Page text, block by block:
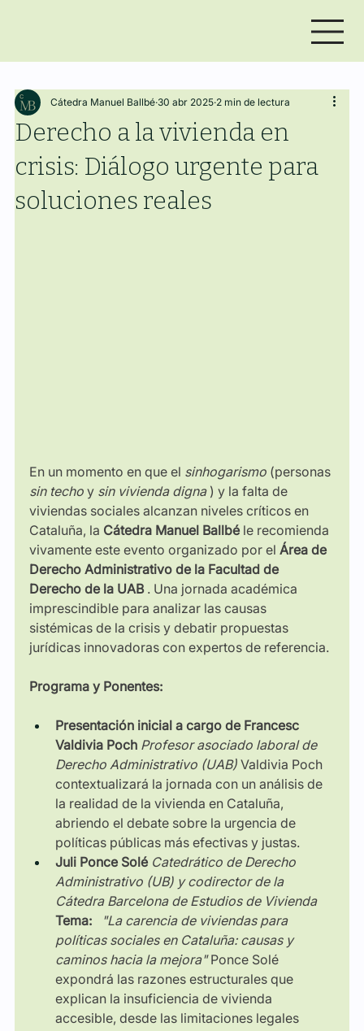
Derecho a la vivienda en
crisis: Diálogo urgente para
soluciones reales
Cátedra Manuel Ballbé 30 abr 2025 2 min de lectura
En un momento en que el sinhogarismo (personas
sin techo y sin vivienda digna ) y la falta de
viviendas sociales alcanzan niveles críticos en
Cataluña, la Cátedra Manuel Ballbé le recomienda
vivamente este evento organizado por el Área de
Derecho Administrativo de la Facultad de
Derecho de la UAB . Una jornada académica
imprescindible para analizar las causas
sistémicas de la crisis y debatir propuestas
jurídicas innovadoras con expertos de referencia.
Programa y Ponentes:
Presentación inicial a cargo de Francesc
Valdivia Poch Profesor asociado laboral de
Derecho Administrativo (UAB) Valdivia Poch
contextualizará la jornada con un análisis de
la realidad de la vivienda en Cataluña,
abriendo el debate sobre la urgencia de
políticas públicas más efectivas y justas.
Juli Ponce Solé Catedrático de Derecho
Administrativo (UB) y codirector de la
Cátedra Barcelona de Estudios de Vivienda
Tema:
"La carencia de viviendas para
políticas sociales en Cataluña: causas y
caminos hacia la mejora" Ponce Solé
expondrá las razones estructurales que
explican la insuficiencia de vivienda
accesible, desde las limitaciones legales